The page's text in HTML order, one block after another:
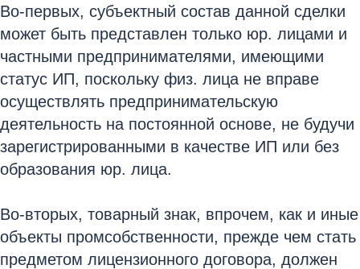
Во-первых, субъектный состав данной сделки
может быть представлен только юр. лицами и
частными предпринимателями, имеющими
статус ИП, поскольку физ. лица не вправе
осуществлять предпринимательскую
деятельность на постоянной основе, не будучи
зарегистрированными в качестве ИП или без
образования юр. лица.
Во-вторых, товарный знак, впрочем, как и иные
объекты промсобственности, прежде чем стать
предметом лицензионного договора, должен